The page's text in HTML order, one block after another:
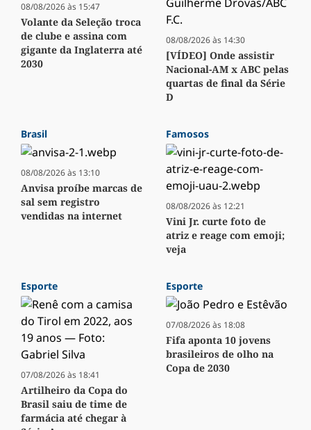
08/08/2026 às 15:47
Volante da Seleção troca
de clube e assina com
gigante da Inglaterra até
2030
08/08/2026 às 14:30
[VÍDEO] Onde assistir
Nacional-AM x ABC pelas
quartas de final da Série
D
Brasil
08/08/2026 às 13:10
Anvisa proíbe marcas de
sal sem registro
vendidas na internet
Famosos
08/08/2026 às 12:21
Vini Jr. curte foto de
atriz e reage com emoji;
veja
Esporte
07/08/2026 às 18:41
Artilheiro da Copa do
Brasil saiu de time de
farmácia até chegar à
Esporte
07/08/2026 às 18:08
Fifa aponta 10 jovens
brasileiros de olho na
Copa de 2030